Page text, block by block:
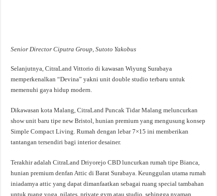
Senior Director Ciputra Group, Sutoto Yakobus
Selanjutnya, CitraLand Vittorio di kawasan Wiyung Surabaya
memperkenalkan “Devina” yakni unit double studio terbaru untuk
memenuhi gaya hidup modern.
Dikawasan kota Malang, CitraLand Puncak Tidar Malang meluncurkan
show unit baru tipe new Bristol, hunian premium yang mengusung konsep
Simple Compact Living. Rumah dengan lebar 7×15 ini memberikan
tantangan tersendiri bagi interior desainer.
Terakhir adalah CitraLand Driyorejo CBD luncurkan rumah tipe Bianca,
hunian premium denfan Attic di Barat Surabaya. Keunggulan utama rumah
iniadamya attic yang dapat dimanfaatkan sebagai ruang special tambahan
untuk ruang yoga, pilates, private gym atau studio, sehingga nyaman